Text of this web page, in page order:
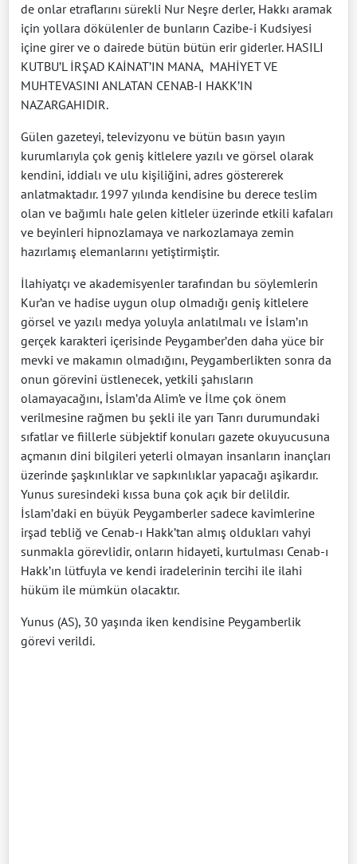
de onlar etraflarını sürekli Nur Neşre derler, Hakkı aramak
için yollara dökülenler de bunların Cazibe-i Kudsiyesi
içine girer ve o dairede bütün bütün erir giderler. HASILI
KUTBU’L İRŞAD KAİNAT’IN MANA, MAHİYET VE
MUHTEVASINI ANLATAN CENAB-I HAKK’IN
NAZARGAHIDIR.
Gülen gazeteyi, televizyonu ve bütün basın yayın
kurumlarıyla çok geniş kitlelere yazılı ve görsel olarak
kendini, iddialı ve ulu kişiliğini, adres göstererek
anlatmaktadır. 1997 yılında kendisine bu derece teslim
olan ve bağımlı hale gelen kitleler üzerinde etkili kafaları
ve beyinleri hipnozlamaya ve narkozlamaya zemin
hazırlamış elemanlarını yetiştirmiştir.
İlahiyatçı ve akademisyenler tarafından bu söylemlerin
Kur’an ve hadise uygun olup olmadığı geniş kitlelere
görsel ve yazılı medya yoluyla anlatılmalı ve İslam’ın
gerçek karakteri içerisinde Peygamber’den daha yüce bir
mevki ve makamın olmadığını, Peygamberlikten sonra da
onun görevini üstlenecek, yetkili şahısların
olamayacağını, İslam’da Alim’e ve İlme çok önem
verilmesine rağmen bu şekli ile yarı Tanrı durumundaki
sıfatlar ve fiillerle sübjektif konuları gazete okuyucusuna
açmanın dini bilgileri yeterli olmayan insanların inançları
üzerinde şaşkınlıklar ve sapkınlıklar yapacağı aşikardır.
Yunus suresindeki kıssa buna çok açık bir delildir.
İslam’daki en büyük Peygamberler sadece kavimlerine
irşad tebliğ ve Cenab-ı Hakk’tan almış oldukları vahyi
sunmakla görevlidir, onların hidayeti, kurtulması Cenab-ı
Hakk’ın lütfuyla ve kendi iradelerinin tercihi ile ilahi
hüküm ile mümkün olacaktır.
Yunus (AS), 30 yaşında iken kendisine Peygamberlik
görevi verildi.